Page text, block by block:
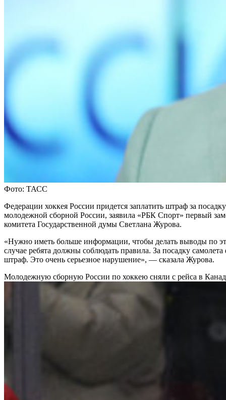
Фото: ТАСС
Федерации хоккея России придется заплатить штраф за
молодежной сборной России, заявила «РБК Спорт» первый
комитета Государственной думы Светлана Журова.
«Нужно иметь больше информации, чтобы делать выводы по
случае ребята должны соблюдать правила. За посадку
штраф. Это очень серьезное нарушение», — сказала Журова.
Молодежную сборную России по хоккею сняли с рейса в